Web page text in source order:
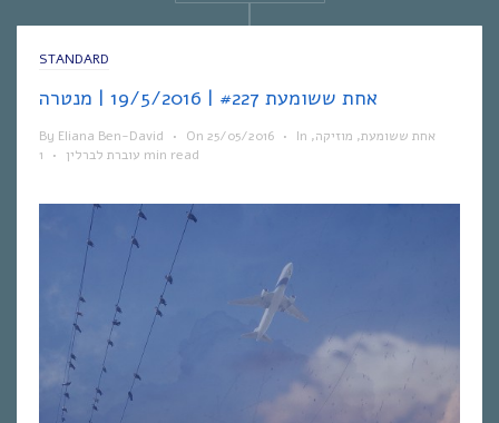
STANDARD
אחת ששומעת #227 | 19/5/2016 | מנטרה
By Eliana Ben-David • On 25/05/2016 • In אחת ששומעת, מוזיקה,
עוברת לברלין
• 1 min read